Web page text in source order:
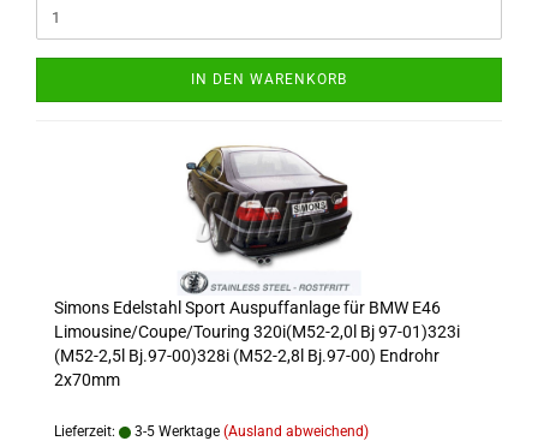
IN DEN WARENKORB
Simons Edelstahl Sport Auspuffanlage für BMW E46
Limousine/Coupe/Touring 320i(M52-2,0l Bj 97-01)323i
(M52-2,5l Bj.97-00)328i (M52-2,8l Bj.97-00) Endrohr
2x70mm
Lieferzeit: 3-5 Werktage (Ausland abweichend)